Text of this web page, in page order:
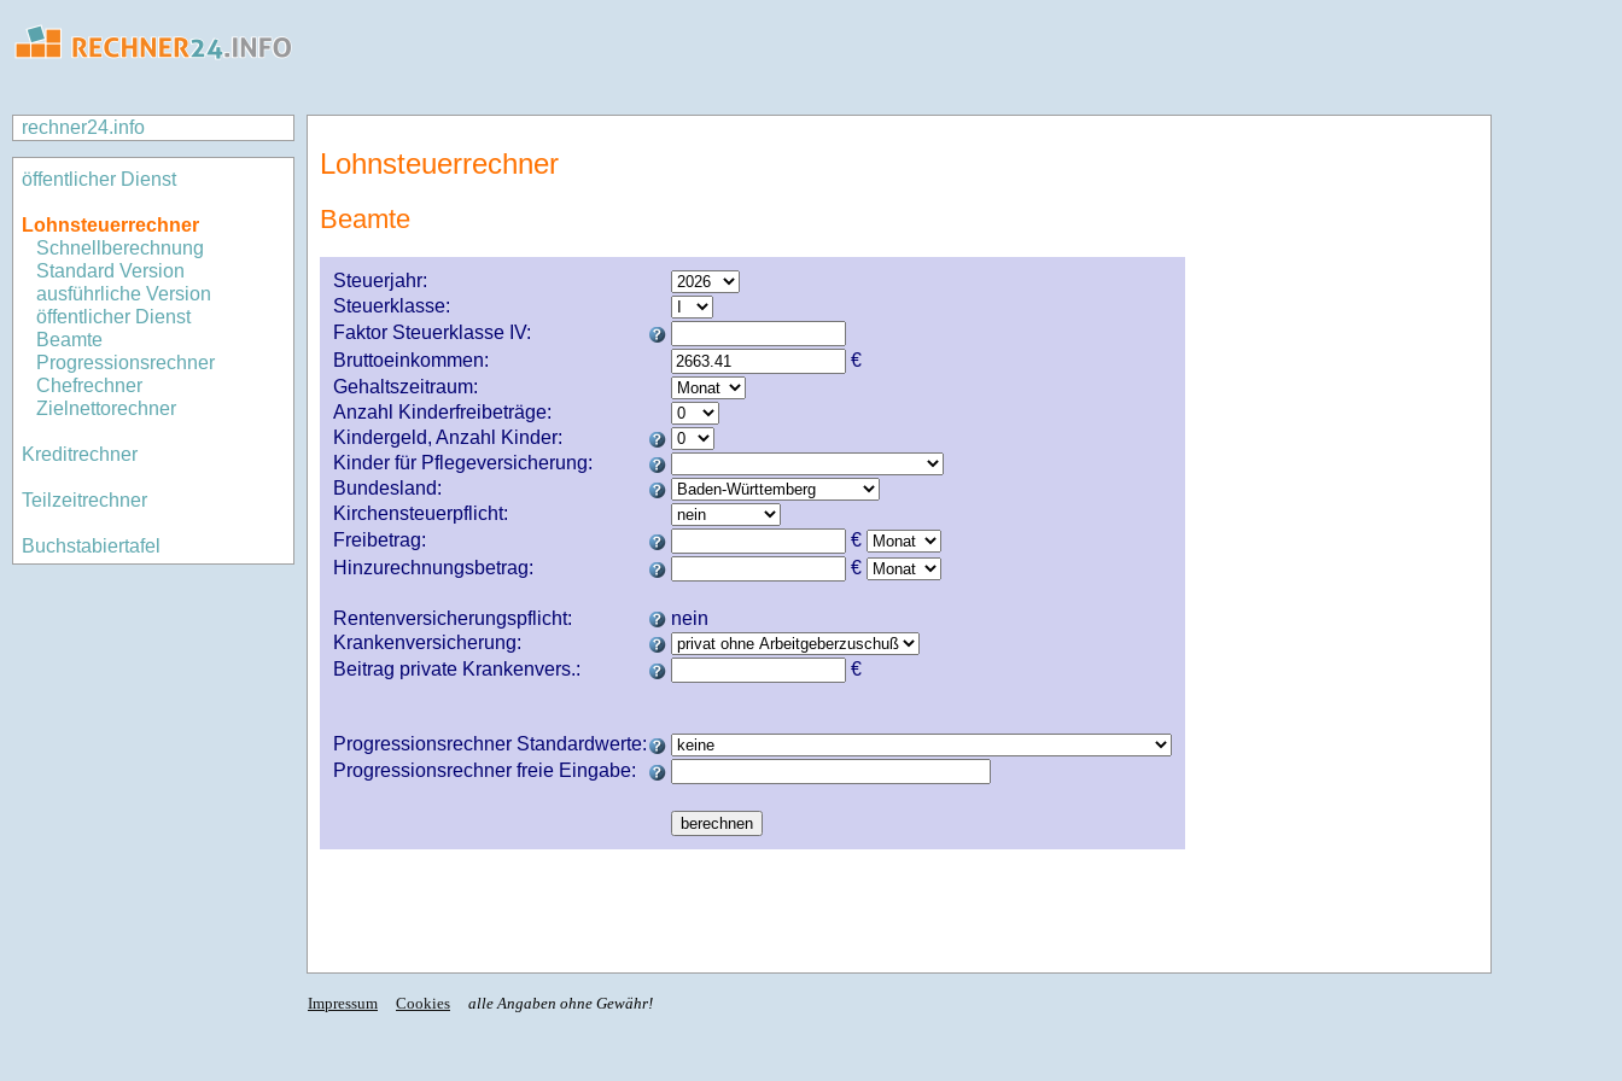
rechner24.info
öffentlicher Dienst
Lohnsteuerrechner
Schnellberechnung
Standard Version
ausführliche Version
öffentlicher Dienst
Beamte
Progressionsrechner
Chefrechner
Zielnettorechner
Kreditrechner
Teilzeitrechner
Buchstabiertafel
Lohnsteuerrechner
Beamte
Steuerjahr:
Steuerklasse:
Faktor Steuerklasse IV:
Bruttoeinkommen:
€
Gehaltszeitraum:
Anzahl Kinderfreibeträge:
Kindergeld, Anzahl Kinder:
Kinder für Pflegeversicherung:
Bundesland:
Kirchensteuerpflicht:
Freibetrag:
€
Hinzurechnungsbetrag:
€
Rentenversicherungspflicht:
nein
Krankenversicherung:
Beitrag private Krankenvers.:
€
Progressionsrechner Standardwerte:
Progressionsrechner freie Eingabe:
Impressum Cookies alle Angaben ohne Gewähr!